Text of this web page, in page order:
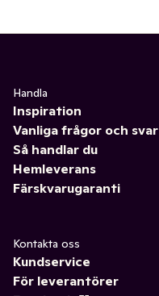
Handla
Inspiration
Vanliga frågor och svar
Så handlar du
Hemleverans
Färskvarugaranti
Kontakta oss
Kundservice
För leverantörer